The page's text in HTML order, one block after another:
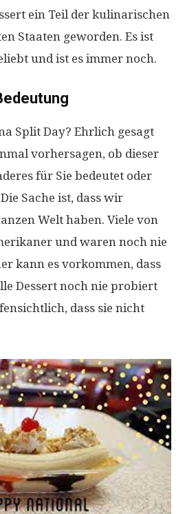
ein Teil der kulinarischen
Staaten geworden. Es ist
und ist es immer noch.
Split Day? Ehrlich gesagt
vorhersagen, ob dieser
für Sie bedeutet oder
Sache ist, dass wir
Welt haben. Viele von
und waren noch nie
kann es vorkommen, dass
Dessert noch nie probiert
dass sie nicht